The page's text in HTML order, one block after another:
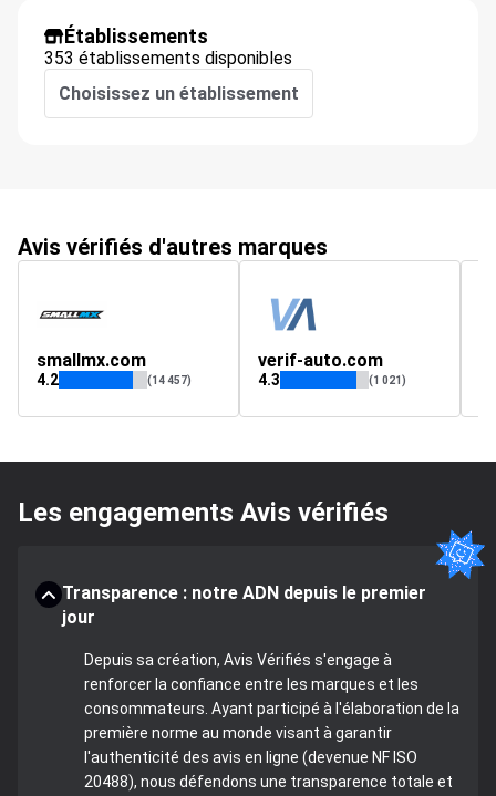
Établissements
353 établissements disponibles
Choisissez un établissement
Avis vérifiés d'autres marques
smallmx.com
4.2 (14 457)
verif-auto.com
4.3 (1 021)
Les engagements Avis vérifiés
Transparence : notre ADN depuis le premier
jour
Depuis sa création, Avis Vérifiés s'engage à
renforcer la confiance entre les marques et les
consommateurs. Ayant participé à l'élaboration de la
première norme au monde visant à garantir
l'authenticité des avis en ligne (devenue NF ISO
20488), nous défendons une transparence totale et